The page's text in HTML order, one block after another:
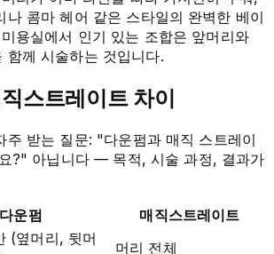
나 콤마 헤어 같은 스타일의 완벽한 베이
용실에서 인기 있는 조합은 앞머리와
함께 시술하는 것입니다.
스트레이트 차이
주 받는 질문: "다운펌과 매직 스트레이
?" 아닙니다 — 목적, 시술 과정, 결과가
다운펌
매직스트레이트
(옆머리, 뒷머
머리 전체